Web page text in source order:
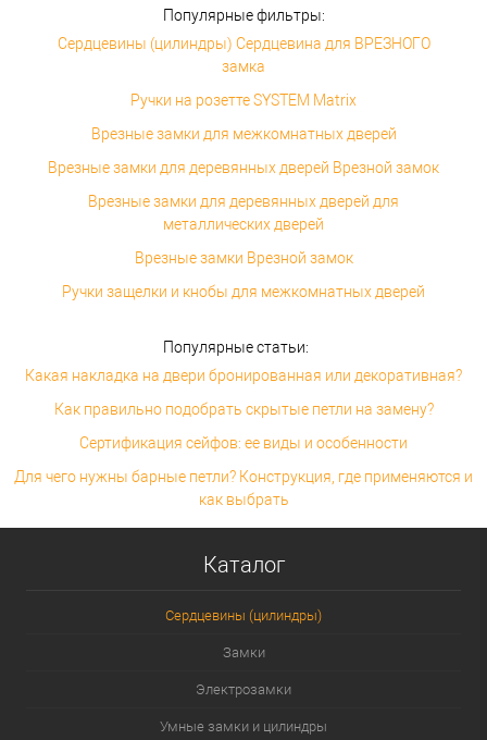
Популярные фильтры:
Сердцевины (цилиндры) Сердцевина для ВРЕЗНОГО
замка
Ручки на розетте SYSTEM Matrix
Врезные замки для межкомнатных дверей
Врезные замки для деревянных дверей Врезной замок
Врезные замки для деревянных дверей для
металлических дверей
Врезные замки Врезной замок
Ручки защелки и кнобы для межкомнатных дверей
Популярные статьи:
Какая накладка на двери бронированная или декоративная?
Как правильно подобрать скрытые петли на замену?
Сертификация сейфов: ее виды и особенности
Для чего нужны барные петли? Конструкция, где применяются и
как выбрать
Каталог
Сердцевины (цилиндры)
Замки
Электрозамки
Умные замки и цилиндры